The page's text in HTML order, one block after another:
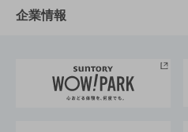
栄養成分一覧
工場見学
地域情報
サントリーホール
サントリーサンバーズ大阪
サステナビリティTOP
サントリーが考えるサス
企業情報
企業概要